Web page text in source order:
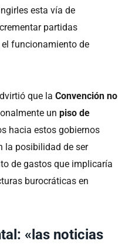
esta vía de
partidas
funcionamiento de
que la Convención no
un piso de
hacia estos gobiernos
la posibilidad de ser
de gastos que implicaría
burocráticas en
«las noticias